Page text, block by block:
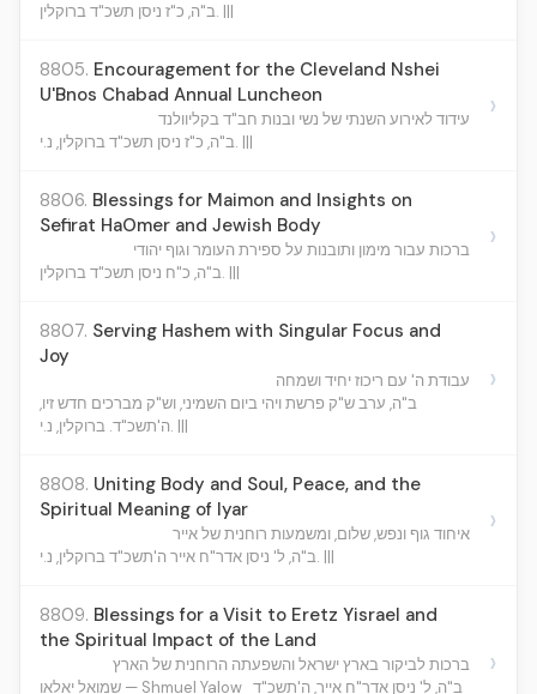
ב"ה, כ"ז ניסן תשכ"ד ברוקלין. |||
8805. Encouragement for the Cleveland Nshei
U'Bnos Chabad Annual Luncheon
עידוד לאירוע השנתי של נשי ובנות חב"ד בקליוולנד
ב"ה, כ"ז ניסן תשכ"ד ברוקלין, נ.י. |||
›
8806. Blessings for Maimon and Insights on
Sefirat HaOmer and Jewish Body
ברכות עבור מימון ותובנות על ספירת העומר וגוף יהודי
ב"ה, כ"ח ניסן תשכ"ד ברוקלין. |||
›
8807. Serving Hashem with Singular Focus and
Joy
עבודת ה' עם ריכוז יחיד ושמחה
ב"ה, ערב ש"ק פרשת ויהי ביום השמיני, וש"ק מברכים חדש זיו,
ה'תשכ"ד. ברוקלין, נ.י. |||
›
8808. Uniting Body and Soul, Peace, and the
Spiritual Meaning of Iyar
איחוד גוף ונפש, שלום, ומשמעות רוחנית של אייר
ב"ה, ל' ניסן אדר"ח אייר ה'תשכ"ד ברוקלין, נ.י. |||
›
8809. Blessings for a Visit to Eretz Yisrael and
the Spiritual Impact of the Land
ברכות לביקור בארץ ישראל והשפעתה הרוחנית של הארץ
שמואל יאלאו — Shmuel Yalow ב"ה, ל' ניסן אדר"ח אייר, ה'תשכ"ד
›